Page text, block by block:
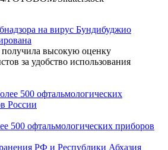
на вирус Бундибуджио
получила высокую оценку
за удобство использования
500 офтальмологических приборов